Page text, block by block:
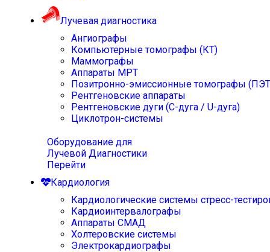
Лучевая диагностика
Ангиографы
Компьютерные томографы (КТ)
Маммографы
Аппараты МРТ
Позитронно-эмиссионные томографы
Рентгеновские аппараты
Рентгеновские дуги (С-дуга / U-дуга)
Циклотрон-системы
Оборудование для
Лучевой Диагностики
Перейти
Кардиология
Кардиологические системы стресс-
Кардиоинтервалографы
Аппараты СМАД
Холтеровские системы
Электрокардиографы